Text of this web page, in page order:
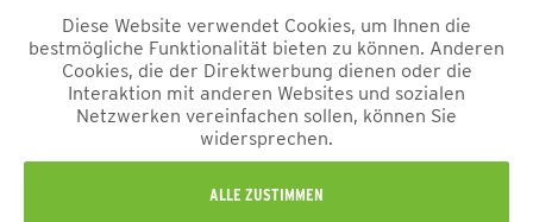
sowie Geschenkgutscheine sind vom Rabatt ausgeschlossen. Der
Rabattcode ist nicht mit anderen Aktionen oder Gutscheinen
kombinierbar. Der Mindestbestellwert beträgt 50 €
*Alle Preise verstehen sich inkl. Mehrwertsteuer und zzgl.
und ggf. Nachnahmegebühren, wenn nicht anders
beschrieben.
Diese Website verwendet Cookies, um Ihnen die
bestmögliche Funktionalität bieten zu können. Anderen
Cookies, die der Direktwerbung dienen oder die
Interaktion mit anderen Websites und sozialen
Netzwerken vereinfachen sollen, können Sie
widersprechen.